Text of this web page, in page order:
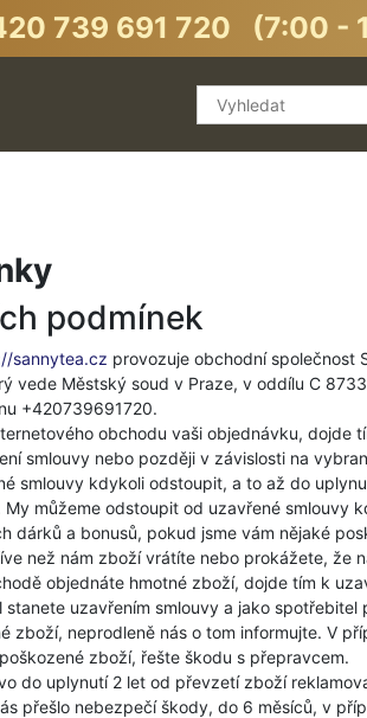
739 691 720 (7:00 -
podmínek
sannytea.cz provozuje obchodní společnost
vede Městský soud v Praze, v oddílu C
+420739691720.
obchodu vaši objednávku, dojde
smlouvy nebo později v závislosti na
smlouvy kdykoli odstoupit, a to až do
můžeme odstoupit od uzavřené
dárků a bonusů, pokud jsme vám nějaké
než nám zboží vrátíte nebo prokážete, že
objednáte hmotné zboží, dojde tím k
uzavřením smlouvy a jako
zboží, neprodleně nás o tom informujte. V
zboží, řešte škodu s přepravcem.
do uplynutí 2 let od převzetí zboží
přešlo nebezpečí škody, do 6 měsíců, v